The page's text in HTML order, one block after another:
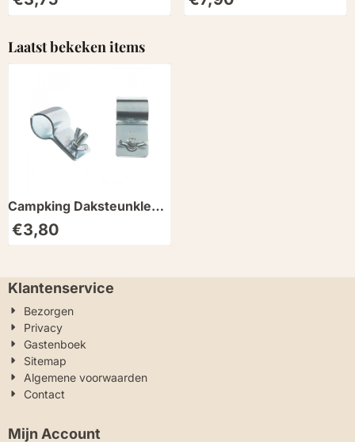
st
st
Laatst bekeken items
Campking Daksteunklem
25 mm 2 st
€3,80
Klantenservice
Bezorgen
Privacy
Gastenboek
Sitemap
Algemene voorwaarden
Contact
Mijn Account